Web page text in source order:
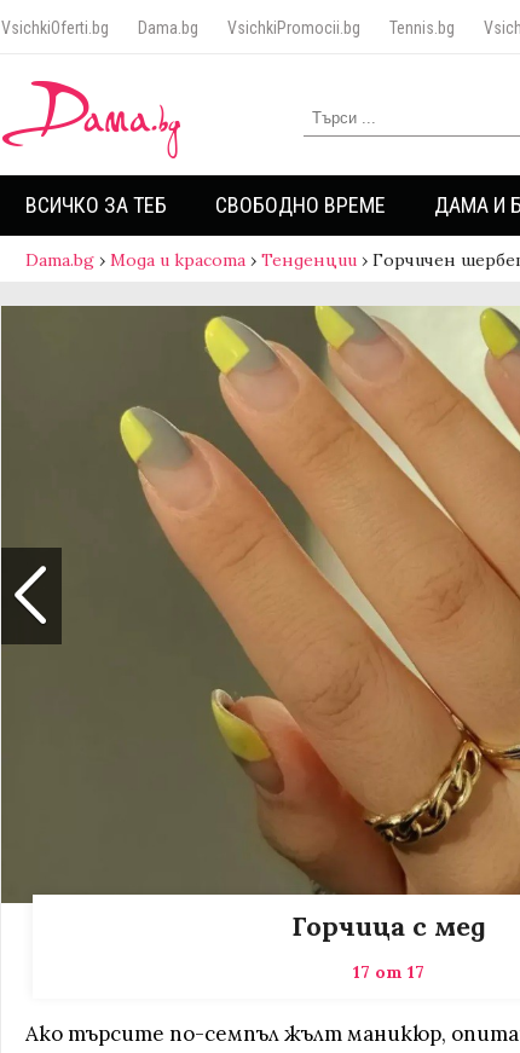
VsichkiOferti.bg Dama.bg VsichkiPromocii.bg Tennis.bg
ВСИЧКО ЗА ТЕБ СВОБОДНО ВРЕМЕ ДАМА И
Dama.bg › Мода и красота › Тенденции › Горчичен
Горчица с мед
17 от 17
Ако търсите по-семпъл жълт маникюр,